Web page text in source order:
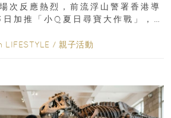
次反應熱烈，前流浮山警署香港導
加推「小Q夏日尋寶大作戰」，家
LIFESTYLE / 親子活動